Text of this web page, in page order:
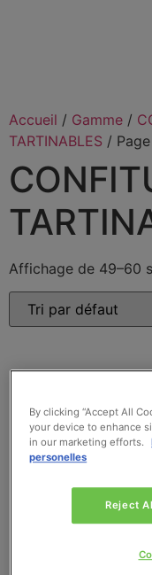
Accueil / Gamme /
TARTINABLES /
Affichage de 49–60
By clicking “Accept All
your device to enhance
in our marketing efforts.
personelles
Reject